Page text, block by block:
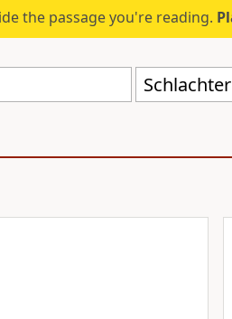
the passage you're reading.